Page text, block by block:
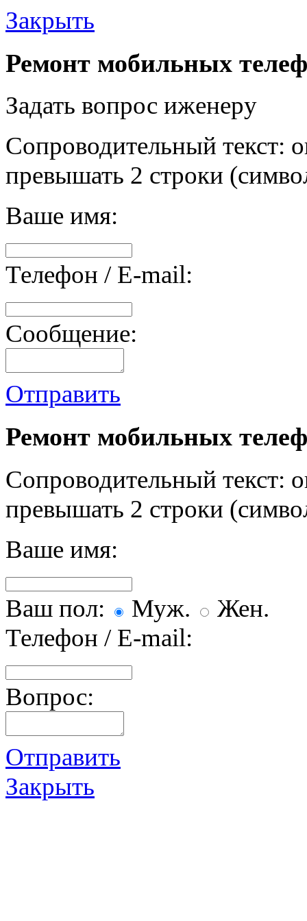
Закрыть
Ремонт мобильных
Задать вопрос иженеру
Сопроводительный текст:
превышать 2 строки
Ваше имя:
Телефон / E-mail:
Сообщение:
Отправить
Ремонт мобильных
Сопроводительный текст:
превышать 2 строки
Ваше имя:
Ваш пол: Муж.
Жен.
Телефон / E-mail:
Вопрос:
Отправить
Закрыть